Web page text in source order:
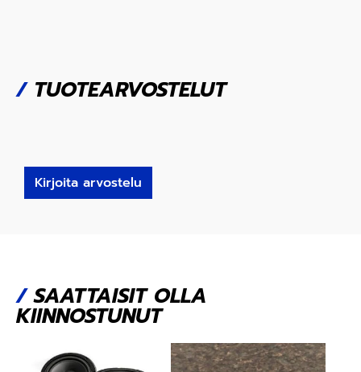
/TUOTEARVOSTELUT
Kirjoita arvostelu
/SAATTAISIT OLLA
KIINNOSTUNUT